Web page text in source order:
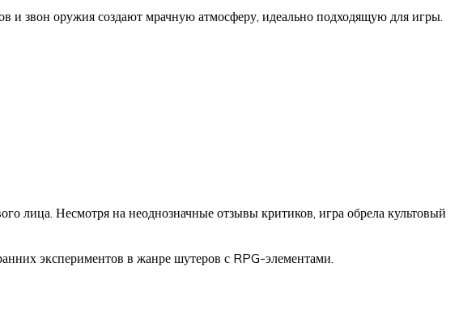
и звон оружия создают мрачную атмосферу, идеально подходящую для игры.
лица. Несмотря на неоднозначные отзывы критиков, игра обрела культовый
экспериментов в жанре шутеров с RPG-элементами.